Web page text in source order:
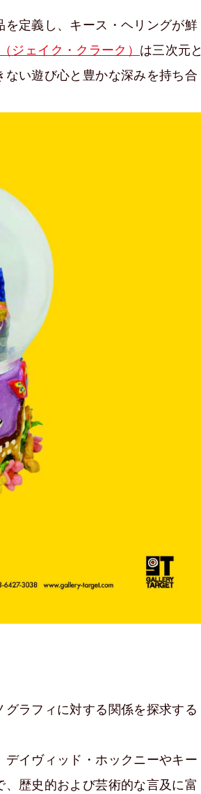
定義し、キース・ヘリングが鮮
ジェイク・クラーク） は三次元と
い遊び心と豊かな深みを持ち合
ラフィに対する関係を探求する
イヴィッド・ホックニーやキー
歴史的および芸術的な言及に富